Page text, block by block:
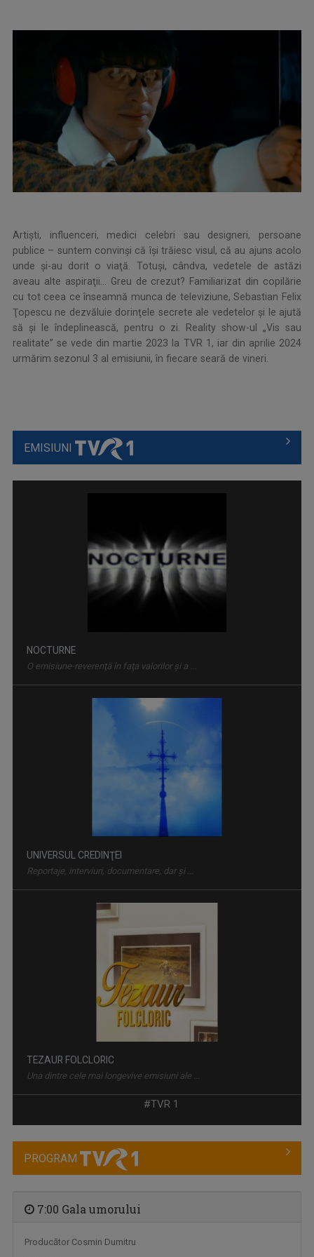
Artişti, influenceri, medici celebri sau designeri, persoane
publice – suntem convinşi că îşi trăiesc visul, că au ajuns acolo
unde şi-au dorit o viaţă. Totuşi, cândva, vedetele de astăzi
aveau alte aspiraţii... Greu de crezut? Familiarizat din copilărie
cu tot ceea ce înseamnă munca de televiziune, Sebastian Felix
Ţopescu ne dezvăluie dorinţele secrete ale vedetelor şi le ajută
să şi le îndeplinească, pentru o zi. Reality show-ul „Vis sau
realitate” se vede din martie 2023 la TVR 1, iar din aprilie 2024
urmărim sezonul 3 al emisiunii, în fiecare seară de vineri.
EMISIUNI
NOCTURNE
O emisiune-reverenţă în faţa valorilor şi a ...
UNIVERSUL CREDINŢEI
Reportaje, interviuri, documentare, dar şi ...
TEZAUR FOLCLORIC
Una dintre cele mai longevive emisiuni ale ...
#TVR 1
PROGRAM
7:00 Gala umorului
Producător Cosmin Dumitru